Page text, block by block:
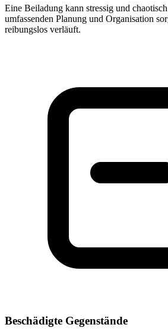
Eine Beiladung kann stressig und
umfassenden Planung und Organisation
reibungslos verläuft.
Beschädigte Gegenstände